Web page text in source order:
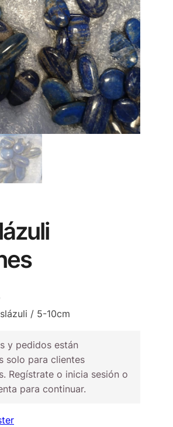
/ 5-10cm
y pedidos están
solo para clientes
Regístrate o inicia sesión o
para continuar.